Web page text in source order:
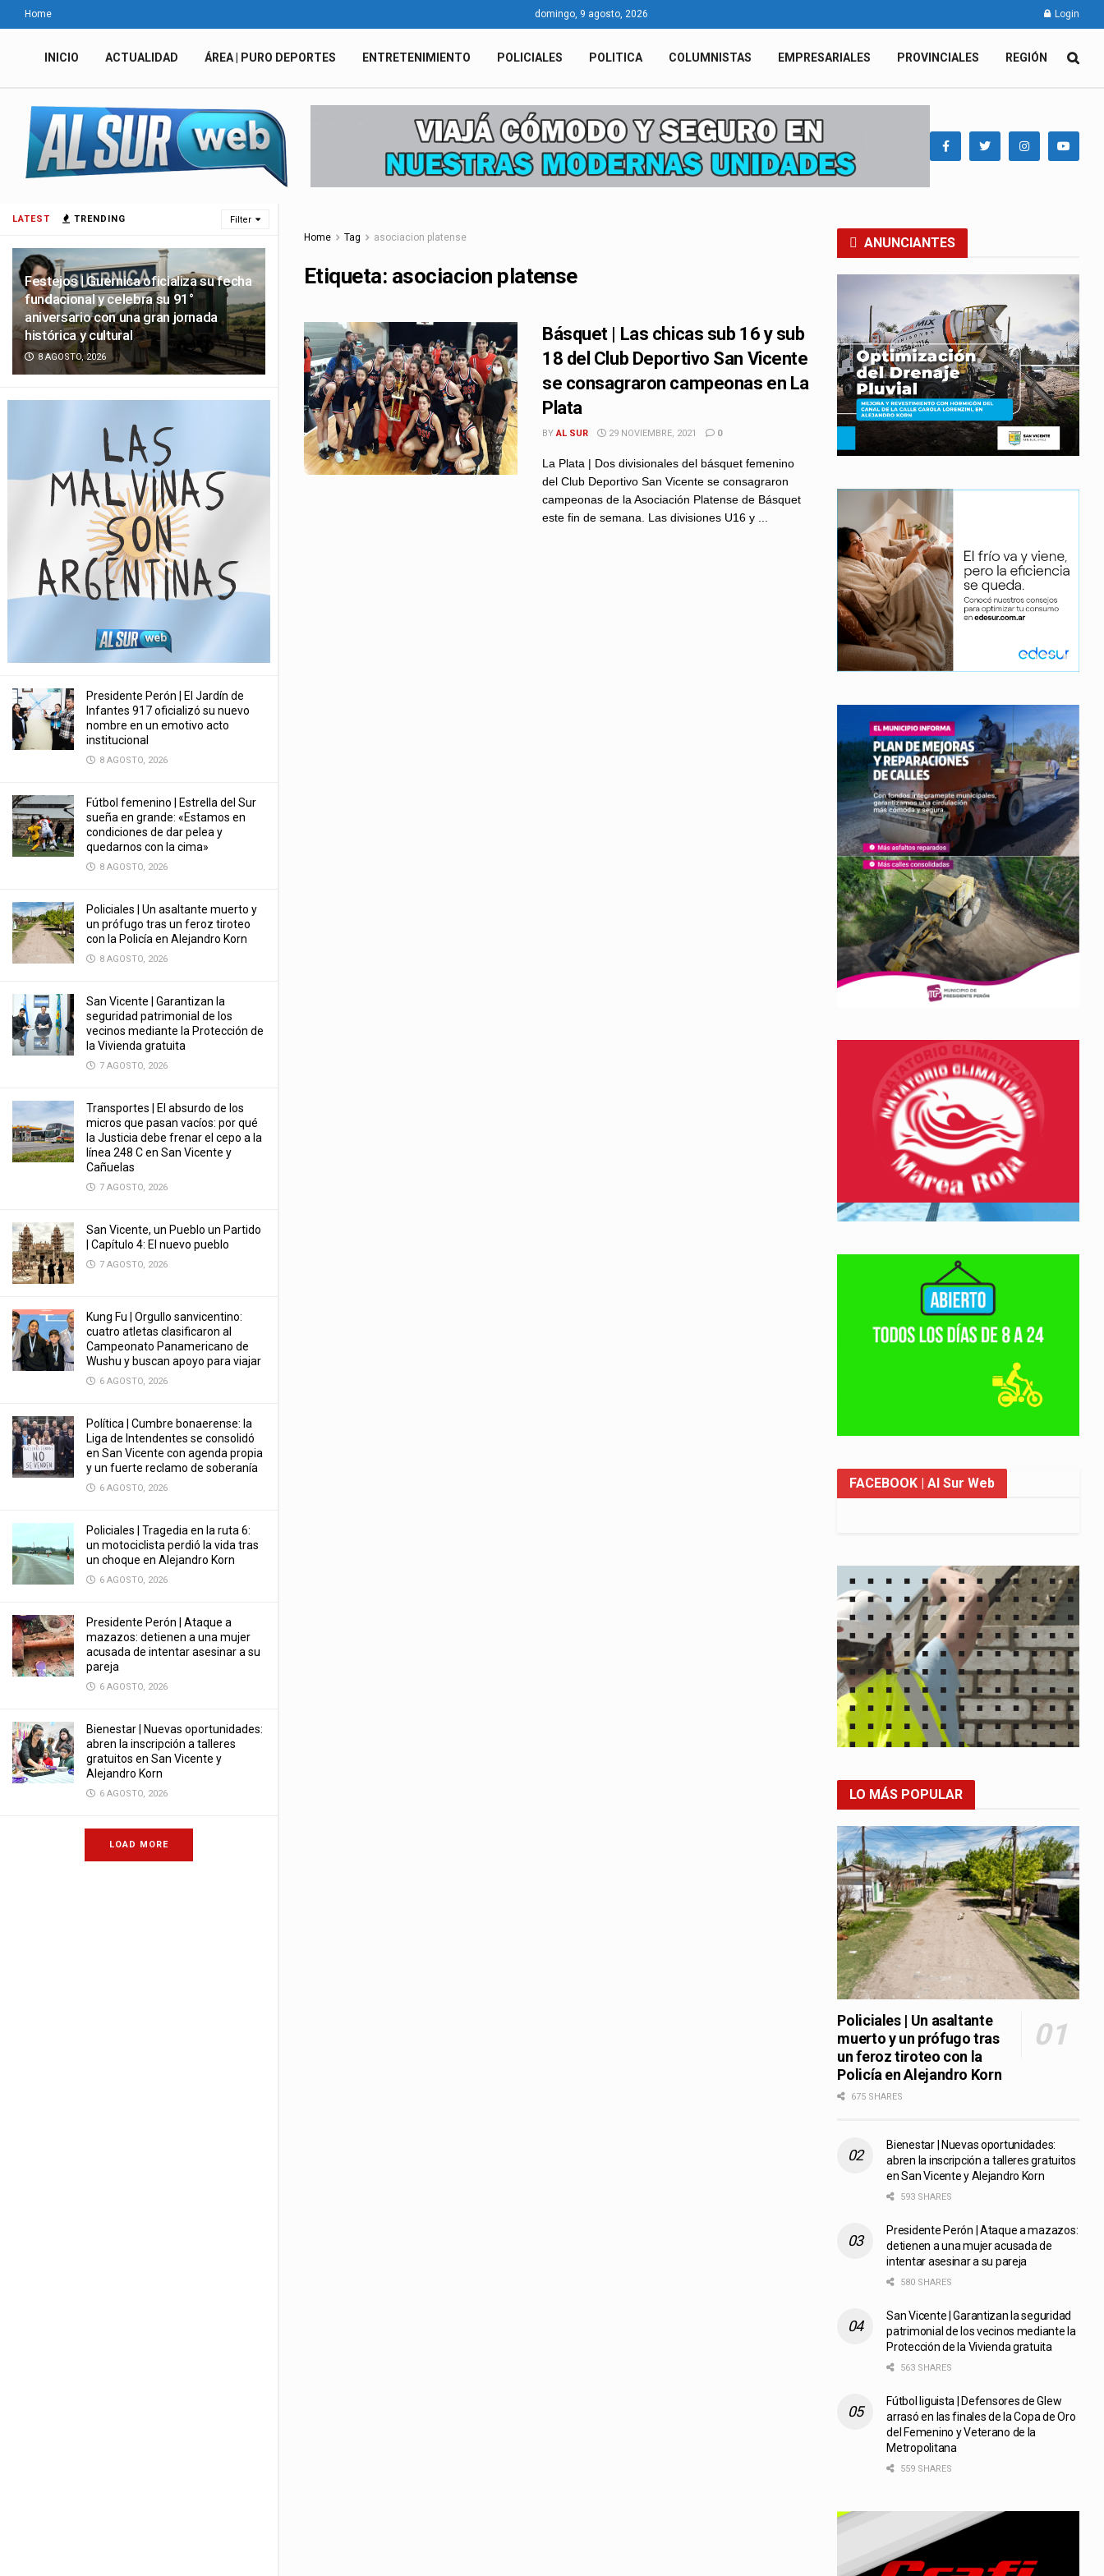
LATEST TRENDING Filter
Festejos | Guernica oficializa su fecha
fundacional y celebra su 91°
aniversario con una gran jornada
histórica y cultural
8 AGOSTO, 2026
Presidente Perón | El Jardín de
Infantes 917 oficializó su nuevo
nombre en un emotivo acto
institucional
8 AGOSTO, 2026
Fútbol femenino | Estrella del Sur
sueña en grande: «Estamos en
condiciones de dar pelea y
quedarnos con la cima»
8 AGOSTO, 2026
Policiales | Un asaltante muerto y
un prófugo tras un feroz tiroteo
con la Policía en Alejandro Korn
8 AGOSTO, 2026
San Vicente | Garantizan la
seguridad patrimonial de los
vecinos mediante la Protección de
la Vivienda gratuita
7 AGOSTO, 2026
Transportes | El absurdo de los
micros que pasan vacíos: por qué
la Justicia debe frenar el cepo a la
línea 248 C en San Vicente y
Cañuelas
7 AGOSTO, 2026
San Vicente, un Pueblo un Partido
| Capítulo 4: El nuevo pueblo
7 AGOSTO, 2026
Kung Fu | Orgullo sanvicentino:
cuatro atletas clasificaron al
Campeonato Panamericano de
Wushu y buscan apoyo para viajar
6 AGOSTO, 2026
Política | Cumbre bonaerense: la
Liga de Intendentes se consolidó
en San Vicente con agenda propia
y un fuerte reclamo de soberanía
6 AGOSTO, 2026
Policiales | Tragedia en la ruta 6:
un motociclista perdió la vida tras
un choque en Alejandro Korn
6 AGOSTO, 2026
Presidente Perón | Ataque a
mazazos: detienen a una mujer
acusada de intentar asesinar a su
pareja
6 AGOSTO, 2026
Bienestar | Nuevas oportunidades:
abren la inscripción a talleres
gratuitos en San Vicente y
Alejandro Korn
6 AGOSTO, 2026
LOAD MORE
Home domingo, 9 agosto, 2026 Login
INICIO ACTUALIDAD ÁREA | PURO DEPORTES ENTRETENIMIENTO POLICIALES POLITICA COLUMNISTAS EMPRESARIALES PROVINCIALES REGIÓN
Home Tag asociacion platense
Etiqueta: asociacion platense
Básquet | Las chicas sub 16 y sub
18 del Club Deportivo San Vicente
se consagraron campeonas en La
Plata
BY AL SUR 29 NOVIEMBRE, 2021 0
La Plata | Dos divisionales del básquet femenino
del Club Deportivo San Vicente se consagraron
campeonas de la Asociación Platense de Básquet
este fin de semana. Las divisiones U16 y ...
ANUNCIANTES
FACEBOOK | Al Sur Web
LO MÁS POPULAR
Policiales | Un asaltante
muerto y un prófugo tras
un feroz tiroteo con la
Policía en Alejandro Korn
675 SHARES
Bienestar | Nuevas oportunidades:
abren la inscripción a talleres gratuitos
en San Vicente y Alejandro Korn
593 SHARES
Presidente Perón | Ataque a mazazos:
detienen a una mujer acusada de
intentar asesinar a su pareja
580 SHARES
San Vicente | Garantizan la seguridad
patrimonial de los vecinos mediante la
Protección de la Vivienda gratuita
563 SHARES
Fútbol liguista | Defensores de Glew
arrasó en las finales de la Copa de Oro
del Femenino y Veterano de la
Metropolitana
559 SHARES